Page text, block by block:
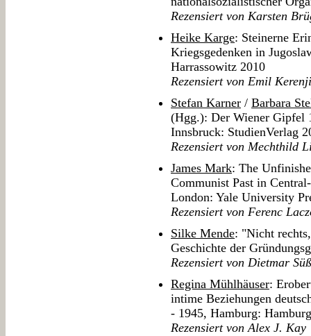
Rezensiert von Karsten
Heike Karge: Steinerne
Kriegsgedenken in
Harrassowitz 2010
Rezensiert von Emil Kerenji
Stefan Karner / Barbara
(Hgg.): Der Wiener Gipfel
Innsbruck: StudienVerlag
Rezensiert von Mechthild
James Mark: The
Communist Past in
London: Yale University
Rezensiert von Ferenc
Silke Mende: "Nicht
Geschichte der
Rezensiert von Dietmar Süß
Regina Mühlhäuser:
intime Beziehungen
- 1945, Hamburg:
Rezensiert von Alex J. Kay